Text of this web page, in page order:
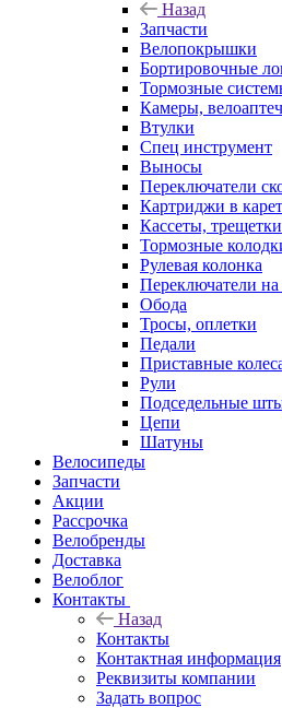
Назад
Запчасти
Велопокрышки
Бортировочные
Тормозные
Камеры,
Втулки
Спец инструмент
Выносы
Переключатели
Картриджи в
Кассеты, трещетки
Тормозные
Рулевая колонка
Переключатели на
Обода
Тросы, оплетки
Педали
Приставные
Рули
Подседельные
Цепи
Шатуны
Велосипеды
Запчасти
Акции
Рассрочка
Велобренды
Доставка
Велоблог
Контакты
Назад
Контакты
Контактная информация
Реквизиты компании
Задать вопрос